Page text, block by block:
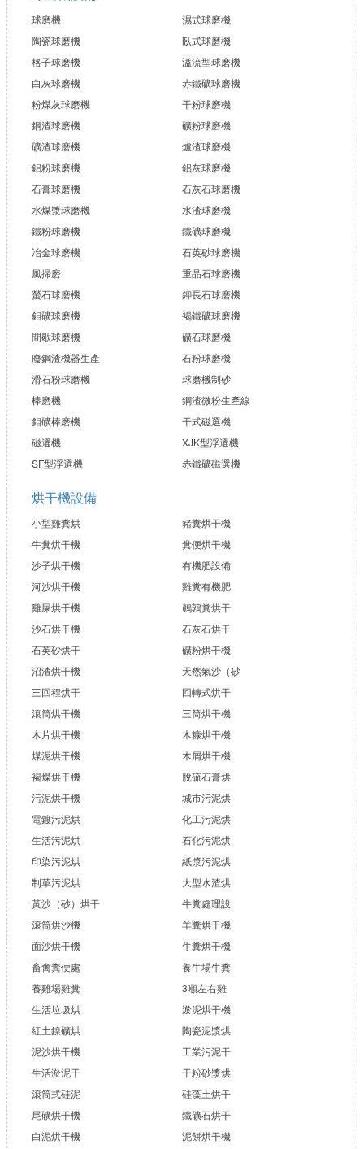
球磨機
濕式球磨機
陶瓷球磨機
臥式球磨機
格子球磨機
溢流型球磨機
白灰球磨機
赤鐵礦球磨機
粉煤灰球磨機
干粉球磨機
鋼渣球磨機
礦粉球磨機
礦渣球磨機
爐渣球磨機
鋁粉球磨機
鋁灰球磨機
石膏球磨機
石灰石球磨機
水煤漿球磨機
水渣球磨機
鐵粉球磨機
鐵礦球磨機
冶金球磨機
石英砂球磨機
風掃磨
重晶石球磨機
螢石球磨機
鉀長石球磨機
鉬礦球磨機
褐鐵礦球磨機
間歇球磨機
礦石球磨機
廢鋼渣機器生產
石粉球磨機
滑石粉球磨機
球磨機制砂
棒磨機
鋼渣微粉生產線
鉬礦棒磨機
干式磁選機
磁選機
XJK型浮選機
SF型浮選機
赤鐵礦磁選機
烘干機設備
小型雞糞烘
豬糞烘干機
牛糞烘干機
糞便烘干機
沙子烘干機
有機肥設備
河沙烘干機
雞糞有機肥
雞屎烘干機
鵪鶉糞烘干
沙石烘干機
石灰石烘干
石英砂烘干
礦粉烘干機
沼渣烘干機
天然氣沙（砂
三回程烘干
回轉式烘干
滾筒烘干機
三筒烘干機
木片烘干機
木糠烘干機
煤泥烘干機
木屑烘干機
褐煤烘干機
脫硫石膏烘
污泥烘干機
城市污泥烘
電鍍污泥烘
化工污泥烘
生活污泥烘
石化污泥烘
印染污泥烘
紙漿污泥烘
制革污泥烘
大型水渣烘
黃沙（砂）烘干
牛糞處理設
滾筒烘沙機
羊糞烘干機
面沙烘干機
牛糞烘干機
畜禽糞便處
養牛場牛糞
養雞場雞糞
3噸左右雞
生活垃圾烘
淤泥烘干機
紅土鎳礦烘
陶瓷泥漿烘
泥沙烘干機
工業污泥干
生活淤泥干
干粉砂漿烘
滾筒式硅泥
硅藻土烘干
尾礦烘干機
鐵礦石烘干
白泥烘干機
泥餅烘干機